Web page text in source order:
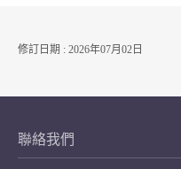
修訂日期 : 2026年07月02日
聯絡我們